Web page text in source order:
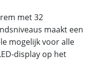
met 32
maakt een
mogelijk voor alle
display op het